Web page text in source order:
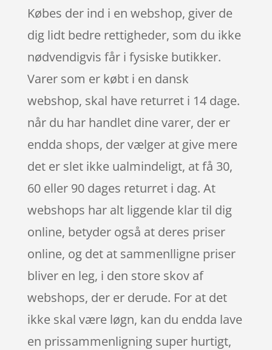
Købes der ind i en webshop, giver de
dig lidt bedre rettigheder, som du ikke
nødvendigvis får i fysiske butikker.
Varer som er købt i en dansk
webshop, skal have returret i 14 dage.
når du har handlet dine varer, der er
endda shops, der vælger at give mere
det er slet ikke ualmindeligt, at få 30,
60 eller 90 dages returret i dag. At
webshops har alt liggende klar til dig
online, betyder også at deres priser
online, og det at sammenlligne priser
bliver en leg, i den store skov af
webshops, der er derude. For at det
ikke skal være løgn, kan du endda lave
en prissammenligning super hurtigt,